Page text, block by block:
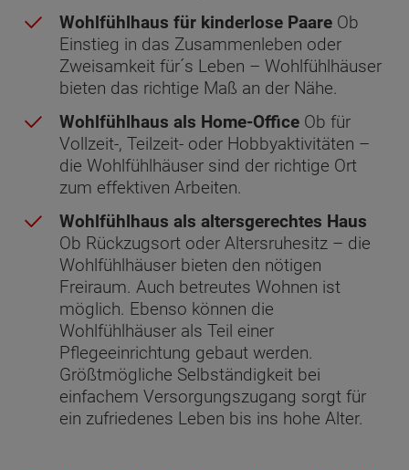
Wohlfühlhaus für kinderlose Paare Ob
Einstieg in das Zusammenleben oder
Zweisamkeit für´s Leben – Wohlfühlhäuser
bieten das richtige Maß an der Nähe.
Wohlfühlhaus als Home-Office Ob für
Vollzeit-, Teilzeit- oder Hobbyaktivitäten –
die Wohlfühlhäuser sind der richtige Ort
zum effektiven Arbeiten.
Wohlfühlhaus als altersgerechtes Haus
Ob Rückzugsort oder Altersruhesitz – die
Wohlfühlhäuser bieten den nötigen
Freiraum. Auch betreutes Wohnen ist
möglich. Ebenso können die
Wohlfühlhäuser als Teil einer
Pflegeeinrichtung gebaut werden.
Größtmögliche Selbständigkeit bei
einfachem Versorgungszugang sorgt für
ein zufriedenes Leben bis ins hohe Alter.